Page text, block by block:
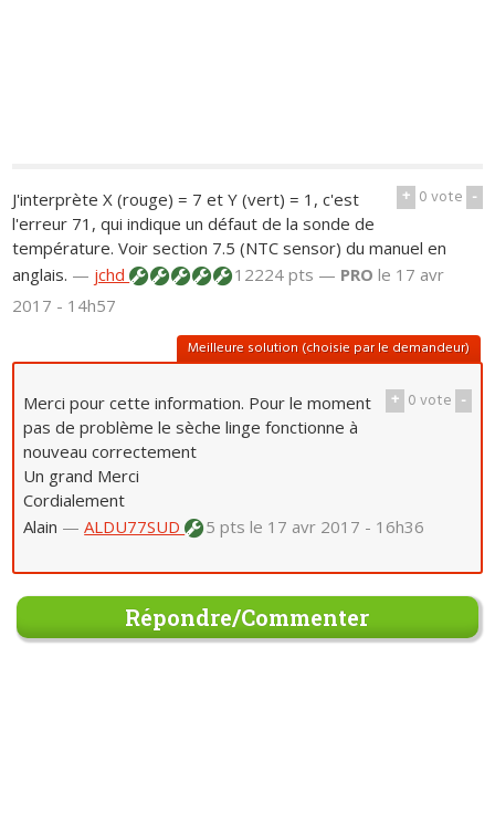
+ 0vote -
J'interprète X (rouge) = 7 et Y (vert) = 1, c'est
l'erreur 71, qui indique un défaut de la sonde de
température. Voir section 7.5 (NTC sensor) du manuel en
anglais. — jchd 12224 pts — PRO le 17 avr
2017 - 14h57
Meilleure solution (choisie par le demandeur)
+ 0vote -
Merci pour cette information. Pour le moment
pas de problème le sèche linge fonctionne à
nouveau correctement
Un grand Merci
Cordialement
Alain —ALDU77SUD 5 ptsle 17 avr 2017 - 16h36
Répondre/Commenter